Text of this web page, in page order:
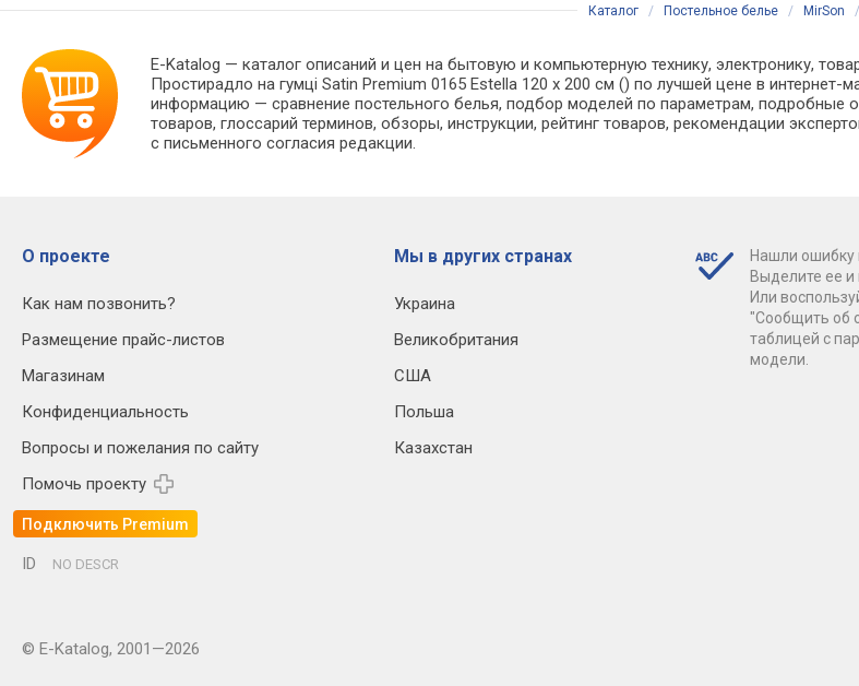
Каталог / Постельное белье / MirSon
E-Katalog — каталог описаний и цен на бытовую и компьютерную технику, электронику,
Простирадло на гумці Satin Premium 0165 Estella 120 х 200 см () по лучшей цене в
информацию — сравнение постельного белья, подбор моделей по параметрам, подробные
товаров, глоссарий терминов, обзоры, инструкции, рейтинг товаров, рекомендации
с письменного согласия редакции.
О проекте
Как нам позвонить?
Размещение прайс-листов
Магазинам
Конфиденциальность
Вопросы и пожелания по сайту
Помочь проекту
Подключить Premium
Мы в других странах
Украина
Великобритания
США
Польша
Казахстан
Нашли ошибку
Выделите ее и
Или
"Сообщить об
таблицей с
модели.
ID NO DESCR
© E-Katalog, 2001—2026